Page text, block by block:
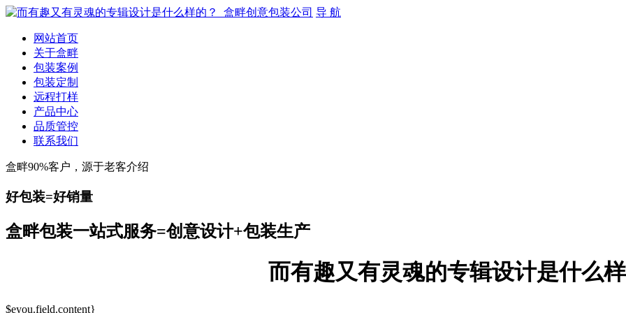
导 航
网站首页
关于盒畔
包装案例
包装定制
远程打样
产品中心
品质管控
联系我们
盒畔90%客户，源于老客介绍
好包装=好销量
盒畔包装一站式服务=创意设计+包装生产
而有趣又有灵魂的专辑设计是什么
$eyou.field.content}